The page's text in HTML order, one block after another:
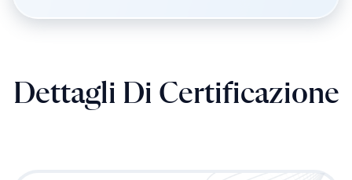
Dettagli Di Certificazione